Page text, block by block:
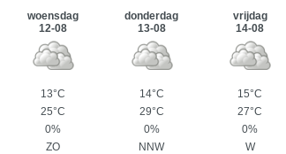
woensdag
12-08
donderdag
13-08
vrijdag
14-08
13°C 14°C
15°C
25°C 29°C
27°C
0% 0%
0%
ZO NNW
W